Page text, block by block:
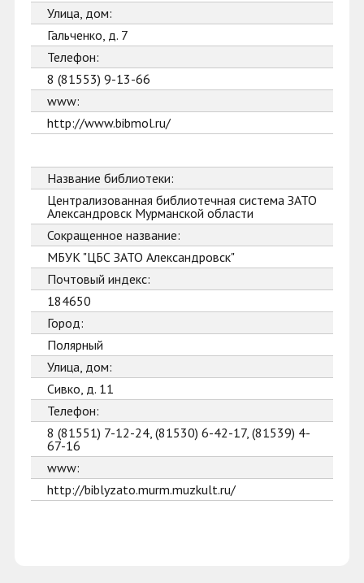
Улица, дом:
Гальченко, д. 7
Телефон:
8 (81553) 9-13-66
www:
http://www.bibmol.ru/
Название библиотеки:
Централизованная библиотечная система ЗАТО
Александровск Мурманской области
Сокращенное название:
МБУК "ЦБС ЗАТО Александровск"
Почтовый индекс:
184650
Город:
Полярный
Улица, дом:
Сивко, д. 11
Телефон:
8 (81551) 7-12-24, (81530) 6-42-17, (81539) 4-
67-16
www:
http://biblyzato.murm.muzkult.ru/